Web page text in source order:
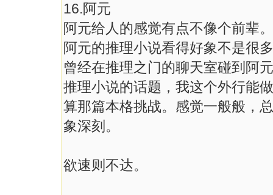
16.阿元
阿元给人的感觉有点不像个前辈
阿元的推理小说看得好象不是很
曾经在推理之门的聊天室碰到阿
推理小说的话题，我这个外行能
算那篇本格挑战。感觉一般般，
象深刻。
欲速则不达。